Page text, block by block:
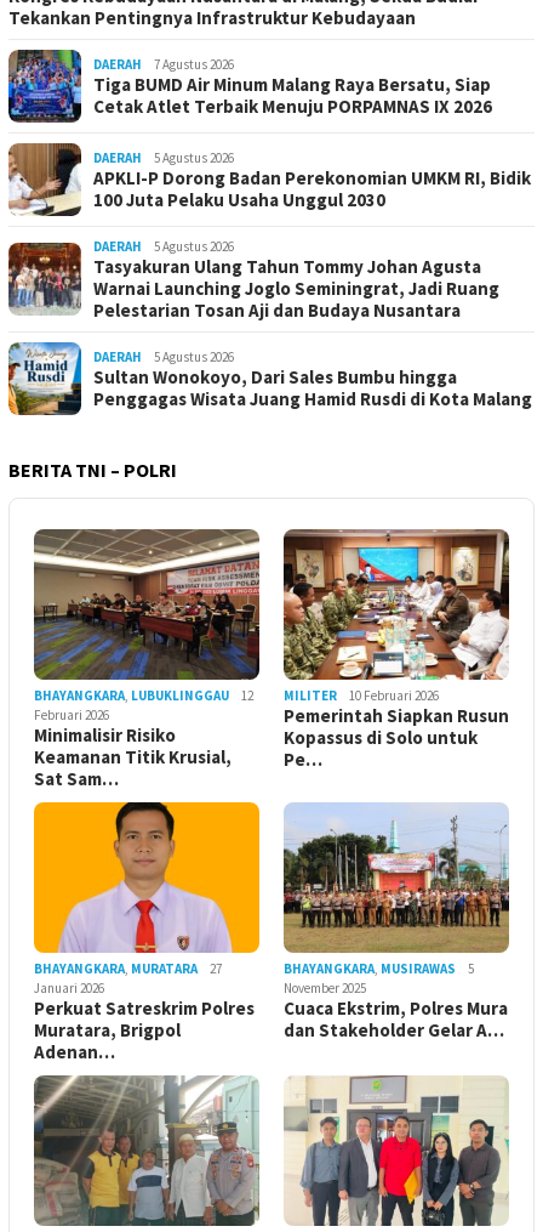
Tekankan Pentingnya Infrastruktur Kebudayaan
DAERAH 7 Agustus 2026
Tiga BUMD Air Minum Malang Raya Bersatu, Siap
Cetak Atlet Terbaik Menuju PORPAMNAS IX 2026
DAERAH 5 Agustus 2026
APKLI-P Dorong Badan Perekonomian UMKM RI, Bidik
100 Juta Pelaku Usaha Unggul 2030
DAERAH 5 Agustus 2026
Tasyakuran Ulang Tahun Tommy Johan Agusta
Warnai Launching Joglo Seminingrat, Jadi Ruang
Pelestarian Tosan Aji dan Budaya Nusantara
DAERAH 5 Agustus 2026
Sultan Wonokoyo, Dari Sales Bumbu hingga
Penggagas Wisata Juang Hamid Rusdi di Kota Malang
BERITA TNI – POLRI
BHAYANGKARA, LUBUKLINGGAU
12
Februari 2026
Minimalisir Risiko
Keamanan Titik Krusial,
Sat Sam…
MILITER 10 Februari 2026
Pemerintah Siapkan Rusun
Kopassus di Solo untuk
Pe…
BHAYANGKARA, MURATARA
27
Januari 2026
Perkuat Satreskrim Polres
Muratara, Brigpol
Adenan…
BHAYANGKARA, MUSIRAWAS
5
November 2025
Cuaca Ekstrim, Polres Mura
dan Stakeholder Gelar A…